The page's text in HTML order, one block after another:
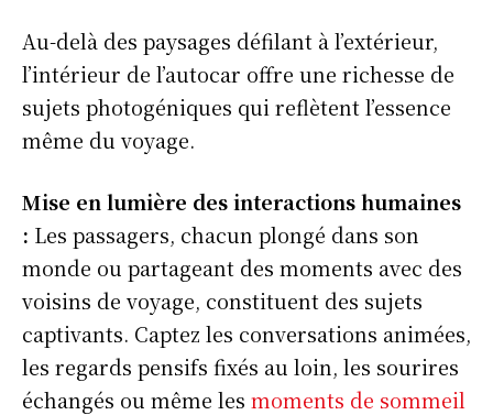
Info Du Net
S’abonner pour plus de contenus
Plan du site
Afrique
Au-delà des paysages défilant à l’extérieur,
l’intérieur de l’autocar offre une richesse de
sujets photogéniques qui reflètent l’essence
même du voyage.
Mise en lumière des interactions humaines
: Les passagers, chacun plongé dans son
monde ou partageant des moments avec des
voisins de voyage, constituent des sujets
captivants. Captez les conversations animées,
les regards pensifs fixés au loin, les sourires
échangés ou même les moments de sommeil